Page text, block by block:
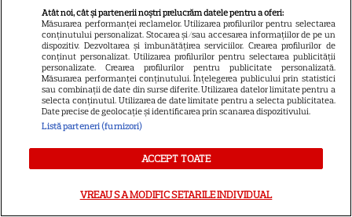
16
Noutăți Netflix în august 2026:
Robert De Niro, „Nosferatu” și
noile sezoane din „Outer
Banks” și „Un veac de
singurătate”
VEDETE STRĂINE
Sean Astin din „Stăpânul
Inelelor” a fost nevoit să își
vândă casa din cauza
Atât noi, cât și partenerii noștri prelucrăm datele pentru a oferi:
Măsurarea performanței reclamelor. Utilizarea profilurilor pentru selectarea
conținutului personalizat. Stocarea și/sau accesarea informațiilor de pe un
dispozitiv. Dezvoltarea și îmbunătățirea serviciilor. Crearea profilurilor de
conținut personalizat. Utilizarea profilurilor pentru selectarea publicității
personalizate. Crearea profilurilor pentru publicitate personalizată.
Măsurarea performanței conținutului. Înțelegerea publicului prin statistici
sau combinații de date din surse diferite. Utilizarea datelor limitate pentru a
selecta conținutul. Utilizarea de date limitate pentru a selecta publicitatea.
Date precise de geolocație și identificarea prin scanarea dispozitivului.
Listă parteneri (furnizori)
ACCEPT TOATE
VREAU SA MODIFIC SETARILE INDIVIDUAL